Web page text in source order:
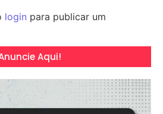
login para publicar um
Aqui!